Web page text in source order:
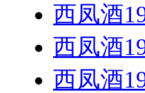
西凤酒
西凤酒
西凤酒